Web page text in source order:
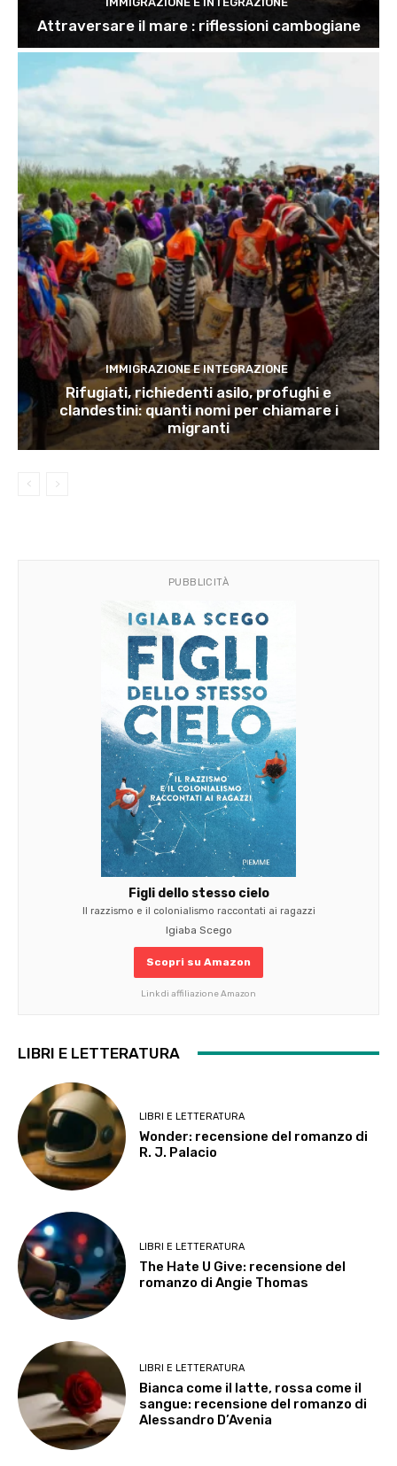
Attraversare il mare : riflessioni cambogiane
IMMIGRAZIONE E INTEGRAZIONE
Rifugiati, richiedenti asilo, profughi e
clandestini: quanti nomi per chiamare i
migranti
PUBBLICITÀ
Figli dello stesso cielo
Il razzismo e il colonialismo raccontati ai ragazzi
Igiaba Scego
Scopri su Amazon
Link di affiliazione Amazon
LIBRI E LETTERATURA
LIBRI E LETTERATURA
Wonder: recensione del romanzo di
R. J. Palacio
LIBRI E LETTERATURA
The Hate U Give: recensione del
romanzo di Angie Thomas
LIBRI E LETTERATURA
Bianca come il latte, rossa come il
sangue: recensione del romanzo di
Alessandro D’Avenia